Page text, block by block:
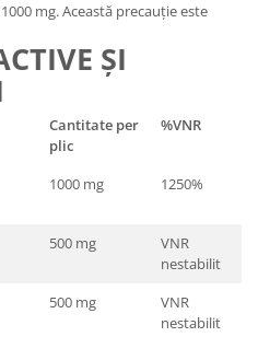
mg. Această precauție este
ȘI
Cantitate per
plic
%VNR
1000 mg 1250%
500 mg
VNR
nestabilit
500 mg
VNR
nestabilit